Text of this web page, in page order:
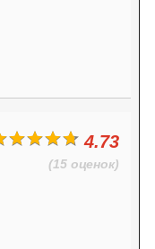
4.73
(15 оценок)